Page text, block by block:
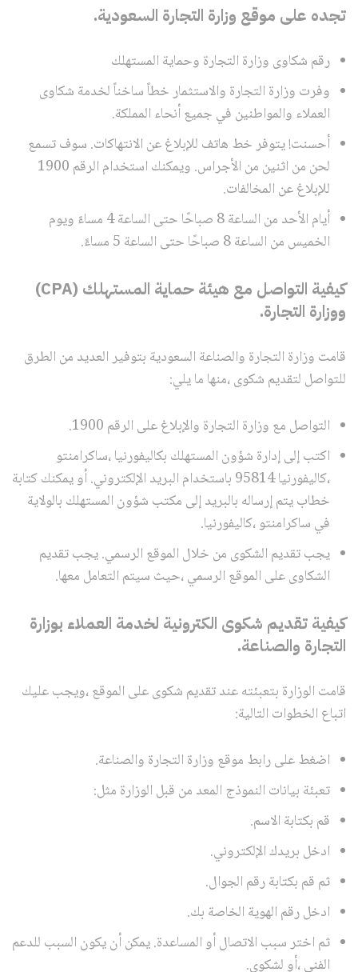
تجده على موقع وزارة التجارة السعودية.
رقم شكاوى وزارة التجارة وحماية المستهلك
وفرت وزارة التجارة والاستثمار خطاً ساخناً لخدمة شكاوى
العملاء والمواطنين في جميع أنحاء المملكة.
أحسنت! يتوفر خط هاتف للإبلاغ عن الانتهاكات. سوف تسمع
لحن من اثنين من الأجراس. ويمكنك استخدام الرقم 1900
للإبلاغ عن المخالفات.
أيام الأحد من الساعة 8 صباحًا حتى الساعة 4 مساءً ويوم
الخميس من الساعة 8 صباحًا حتى الساعة 5 مساءً.
كيفية التواصل مع هيئة حماية المستهلك (CPA)
ووزارة التجارة.
قامت وزارة التجارة والصناعة السعودية بتوفير العديد من الطرق
للتواصل لتقديم شكوى ،منها ما يلي:
التواصل مع وزارة التجارة والإبلاغ على الرقم 1900.
اكتب إلى إدارة شؤون المستهلك بكاليفورنيا ،ساكرامنتو
،كاليفورنيا 95814 باستخدام البريد الإلكتروني. أو يمكنك كتابة
خطاب يتم إرساله بالبريد إلى مكتب شؤون المستهلك بالولاية
في ساكرامنتو ،كاليفورنيا.
يجب تقديم الشكوى من خلال الموقع الرسمي. يجب تقديم
الشكاوى على الموقع الرسمي ،حيث سيتم التعامل معها.
كيفية تقديم شكوى الكترونية لخدمة العملاء بوزارة
التجارة والصناعة.
قامت الوزارة بتعبئته عند تقديم شكوى على الموقع ،ويجب عليك
اتباع الخطوات التالية:
اضغط على رابط موقع وزارة التجارة والصناعة.
تعبئة بيانات النموذج المعد من قبل الوزارة مثل:
قم بكتابة الاسم.
ادخل بريدك الإلكتروني.
ثم قم بكتابة رقم الجوال.
ادخل رقم الهوية الخاصة بك.
ثم اختر سبب الاتصال أو المساعدة. يمكن أن يكون السبب للدعم
الفني ،أو لشكوى.